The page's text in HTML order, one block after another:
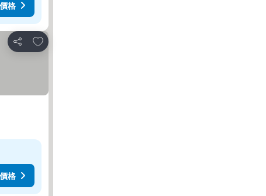
格
分享
加入我的最愛
格